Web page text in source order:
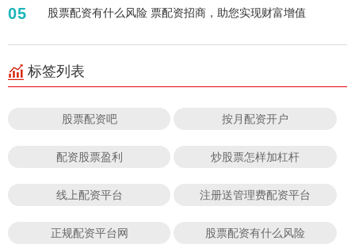
05 股票配资有什么风险 票配资招商，助您实现财富增值
标签列表
股票配资吧 按月配资开户
配资股票盈利 炒股票怎样加杠杆
线上配资平台 注册送管理费配资平台
正规配资平台网 股票配资有什么风险